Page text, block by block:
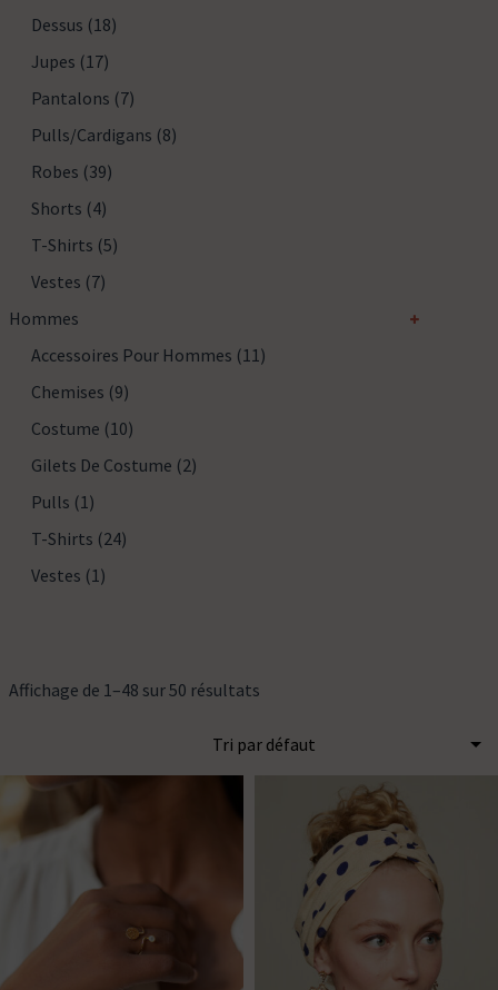
Dessus (18)
Jupes (17)
Pantalons (7)
Pulls/cardigans (8)
Robes (39)
Shorts (4)
T-Shirts (5)
Vestes (7)
Hommes
Accessoires Pour Hommes (11)
Chemises (9)
Costume (10)
Gilets De Costume (2)
Pulls (1)
T-Shirts (24)
Vestes (1)
Affichage de 1–48 sur 50 résultats